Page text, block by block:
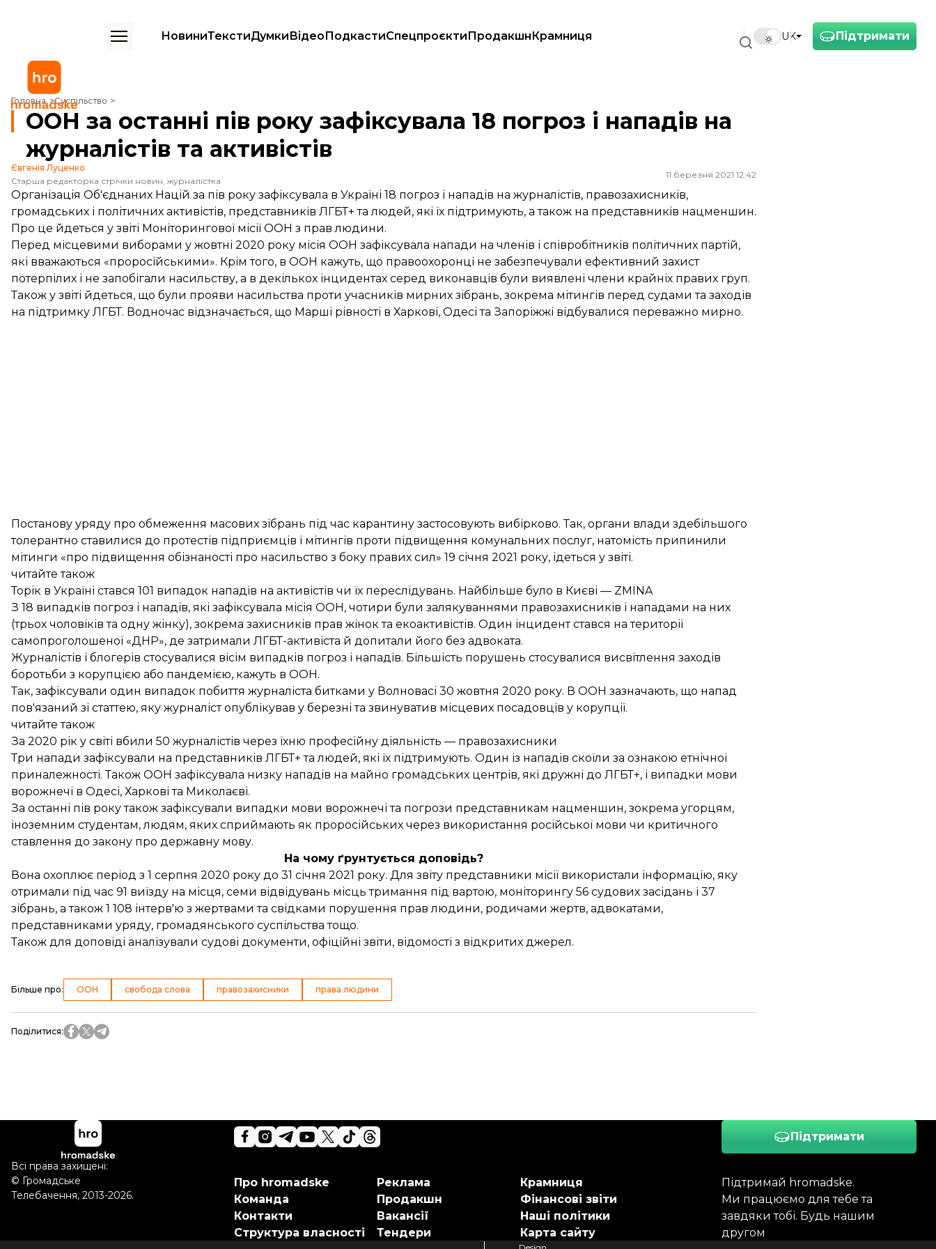
Підтримати
UK
НовиниТекстиДумкиВідеоПодкастиСпецпроєктиПродакшнКрамниця
Головна Суспільство
ООН за останні пів року зафіксувала 18 погроз і нападів на журналістів та активістів
ООН за останні пів року зафіксувала 18 погроз і нападів на
журналістів та активістів
Євгенія Луценко
Старша редакторка стрічки новин, журналістка
11 березня 2021 12:42
Організація Об'єднаних Націй за пів року зафіксувала в Україні 18 погроз і нападів на журналістів, правозахисників,
громадських і політичних активістів, представників ЛГБТ+ та людей, які їх підтримують, а також на представників нацменшин.
Про це йдеться у звіті Моніторингової місії ООН з прав людини.
Перед місцевими виборами у жовтні 2020 року місія ООН зафіксувала напади на членів і співробітників політичних партій,
які вважаються «проросійськими». Крім того, в ООН кажуть, що правоохоронці не забезпечували ефективний захист
потерпілих і не запобігали насильству, а в декількох інцидентах серед виконавців були виявлені члени крайніх правих груп.
Також у звіті йдеться, що були прояви насильства проти учасників мирних зібрань, зокрема мітингів перед судами та заходів
на підтримку ЛГБТ. Водночас відзначається, що Марші рівності в Харкові, Одесі та Запоріжжі відбувалися переважно мирно.
Постанову уряду про обмеження масових зібрань під час карантину застосовують вибірково. Так, органи влади здебільшого
толерантно ставилися до протестів підприємців і мітингів проти підвищення комунальних послуг, натомість припинили
мітинги «про підвищення обізнаності про насильство з боку правих сил» 19 січня 2021 року, ідеться у звіті.
читайте також
Торік в Україні стався 101 випадок нападів на активістів чи їх переслідувань. Найбільше було в Києві — ZMINA
З 18 випадків погроз і нападів, які зафіксувала місія ООН, чотири були залякуваннями правозахисників і нападами на них
(трьох чоловіків та одну жінку), зокрема захисників прав жінок та екоактивістів. Один інцидент стався на території
самопроголошеної «ДНР», де затримали ЛГБТ-активіста й допитали його без адвоката.
Журналістів і блогерів стосувалися вісім випадків погроз і нападів. Більшість порушень стосувалися висвітлення заходів
боротьби з корупцією або пандемією, кажуть в ООН.
Так, зафіксували один випадок побиття журналіста битками у Волновасі 30 жовтня 2020 року. В ООН зазначають, що напад
пов'язаний зі статтею, яку журналіст опублікував у березні та звинуватив місцевих посадовців у корупції.
читайте також
За 2020 рік у світі вбили 50 журналістів через їхню професійну діяльність — правозахисники
Три напади зафіксували на представників ЛГБТ+ та людей, які їх підтримують. Один із нападів скоїли за ознакою етнічної
приналежності. Також ООН зафіксувала низку нападів на майно громадських центрів, які дружні до ЛГБТ+, і випадки мови
ворожнечі в Одесі, Харкові та Миколаєві.
За останні пів року також зафіксували випадки мови ворожнечі та погрози представникам нацменшин, зокрема угорцям,
іноземним студентам, людям, яких сприймають як проросійських через використання російської мови чи критичного
ставлення до закону про державну мову.
На чому ґрунтується доповідь?
Вона охоплює період з 1 серпня 2020 року до 31 січня 2021 року. Для звіту представники місії використали інформацію, яку
отримали під час 91 виїзду на місця, семи відвідувань місць тримання під вартою, моніторингу 56 судових засідань і 37
зібрань, а також 1 108 інтерв'ю з жертвами та свідками порушення прав людини, родичами жертв, адвокатами,
представниками уряду, громадянського суспільства тощо.
Також для доповіді аналізували судові документи, офіційні звіти, відомості з відкритих джерел.
Більше про: ООН свобода слова правозахисники права людини
Поділитися:
Підтримати
Підтримай hromadske.
Ми працюємо для тебе та
завдяки тобі. Будь нашим
другом
Про hromadske
Команда
Контакти
Структура власності
Реклама
Продакшн
Вакансії
Тендери
Крамниця
Фінансові звіти
Наші політики
Карта сайту
Всі права захищені:
© Громадське
Телебачення, 2013-2026.